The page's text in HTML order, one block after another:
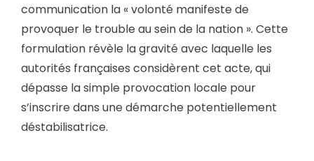
communication la « volonté manifeste de
provoquer le trouble au sein de la nation ». Cette
formulation révèle la gravité avec laquelle les
autorités françaises considèrent cet acte, qui
dépasse la simple provocation locale pour
s’inscrire dans une démarche potentiellement
déstabilisatrice.